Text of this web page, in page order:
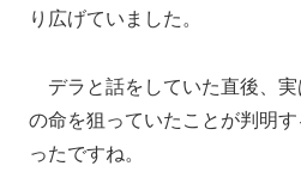
り広げていました。
デラと話をしていた直後、
の命を狙っていたことが判明
ったですね。